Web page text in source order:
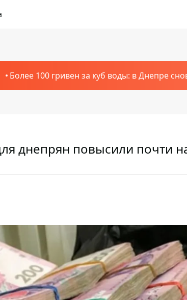
Более 100 гривен за куб воды: в Днепре
днепрян повысили почти